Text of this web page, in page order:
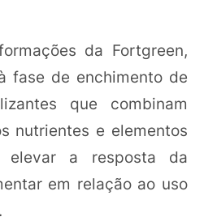
da Fortgreen,
fase de enchimento de
que combinam
nutrientes e elementos
elevar a resposta da
em relação ao uso